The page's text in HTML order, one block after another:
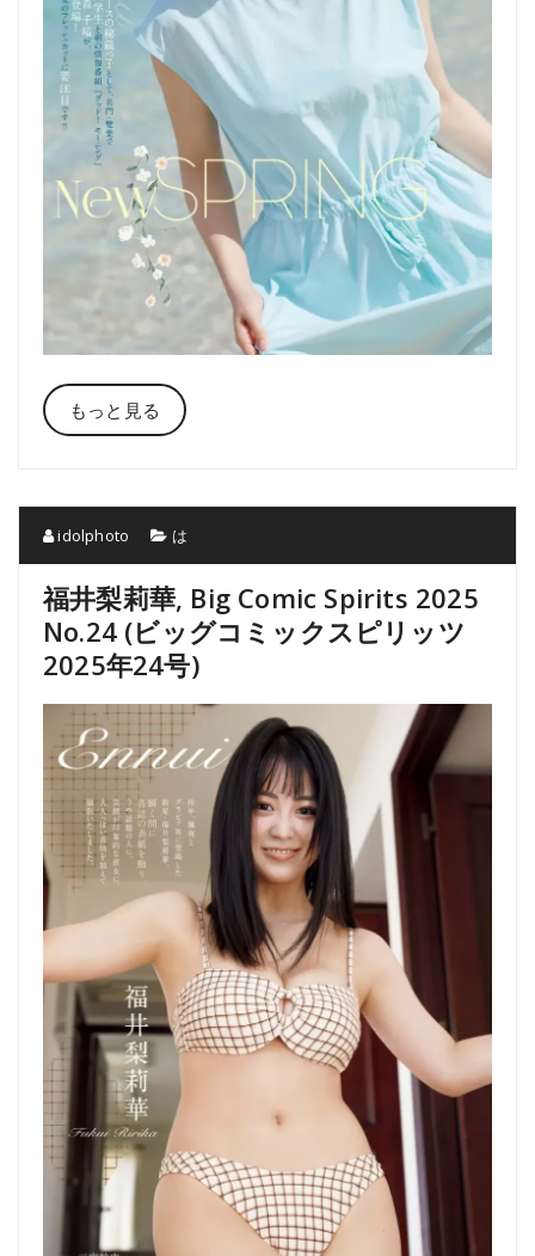
もっと見る
idolphoto は
福井梨莉華, Big Comic Spirits 2025
No.24 (ビッグコミックスピリッツ
2025年24号)